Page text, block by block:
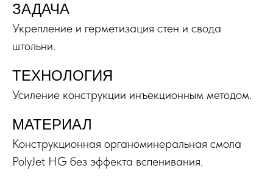
ЗАДАЧА
Укрепление и герметизация стен и свода
штольни.
ТЕХНОЛОГИЯ
Усиление конструкции инъекционным методом.
МАТЕРИАЛ
Конструкционная органоминеральная смола
PolyJet HG без эффекта вспенивания.